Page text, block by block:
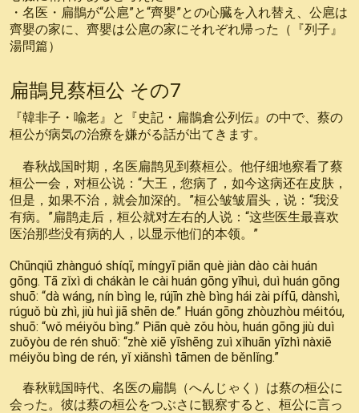
・名医・扁鵲が“公扈”と“齊嬰”との心臓を入れ替え、公扈は
齊嬰の家に、齊嬰は公扈の家にそれぞれ帰った（『列子』
湯問篇）
扁鵲見蔡桓公 その7
『韓非子・喩老』と『史記・扁鵲倉公列伝』の中で、蔡の
桓公が病気の治療を嫌がる話が出てきます。
春秋战国时期，名医扁鹊见到蔡桓公。他仔细地察看了蔡
桓公一会，对桓公说：“大王，您病了，如今这病还在皮肤，
但是，如果不治，就会加深的。”桓公皱皱眉头，说：“我没
有病。”扁鹊走后，桓公就对左右的人说：“这些医生最喜欢
医治那些没有病的人，以显示他们的本领。”
Chūnqiū zhànguó shíqī, míngyī piān què jiàn dào cài huán
gōng. Tā zǐxì di chákàn le cài huán gōng yīhuì, duì huán gōng
shuō: “dà wáng, nín bìng le, rújīn zhè bìng hái zài pífū, dànshì,
rúguǒ bù zhì, jiù huì jiā shēn de.” Huán gōng zhòuzhòu méitóu,
shuō: “wǒ méiyǒu bìng.” Piān què zǒu hòu, huán gōng jiù duì
zuǒyòu de rén shuō: “zhè xiē yīshēng zuì xǐhuān yīzhì nàxiē
méiyǒu bìng de rén, yǐ xiǎnshì tāmen de běnlǐng.”
春秋戦国時代、名医の扁鵲（へんじゃく）は蔡の桓公に
会った。彼は蔡の桓公をつぶさに観察すると、桓公に言っ